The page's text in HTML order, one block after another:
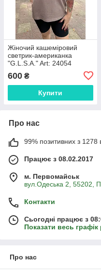
Жіночий кашеміровий
светрик-американка
"G.L.S.A." Art: 24054
600 ₴
Купити
Про нас
99% позитивних з 1278
Працює з 08.02.2017
м. Первомайськ
вул.Одеська 2, 55202,
Контакти
Сьогодні працює з
Показати весь графік
Про нас